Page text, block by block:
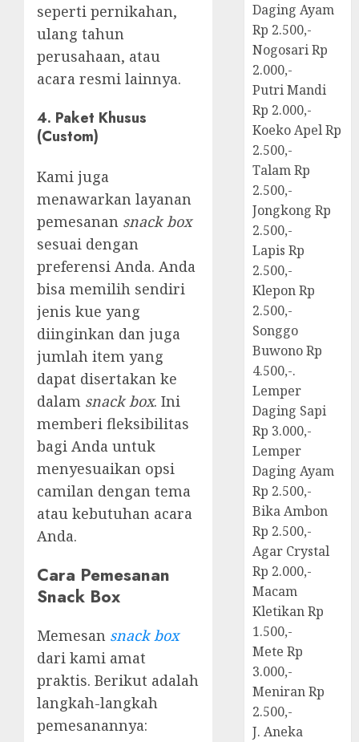
seperti pernikahan,
ulang tahun
perusahaan, atau
acara resmi lainnya.
4. Paket Khusus
(Custom)
Kami juga
menawarkan layanan
pemesanan snack box
sesuai dengan
preferensi Anda. Anda
bisa memilih sendiri
jenis kue yang
diinginkan dan juga
jumlah item yang
dapat disertakan ke
dalam snack box. Ini
memberi fleksibilitas
bagi Anda untuk
menyesuaikan opsi
camilan dengan tema
atau kebutuhan acara
Anda.
Cara Pemesanan
Snack Box
Memesan snack box
dari kami amat
praktis. Berikut adalah
langkah-langkah
pemesanannya:
Daging Ayam
Rp 2.500,-
Nogosari Rp
2.000,-
Putri Mandi
Rp 2.000,-
Koeko Apel Rp
2.500,-
Talam Rp
2.500,-
Jongkong Rp
2.500,-
Lapis Rp
2.500,-
Klepon Rp
2.500,-
Songgo
Buwono Rp
4.500,-.
Lemper
Daging Sapi
Rp 3.000,-
Lemper
Daging Ayam
Rp 2.500,-
Bika Ambon
Rp 2.500,-
Agar Crystal
Rp 2.000,-
Macam
Kletikan Rp
1.500,-
Mete Rp
3.000,-
Meniran Rp
2.500,-
J. Aneka